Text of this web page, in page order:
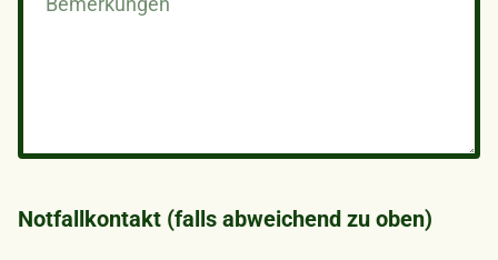
Notfallkontakt (falls abweichend zu oben)